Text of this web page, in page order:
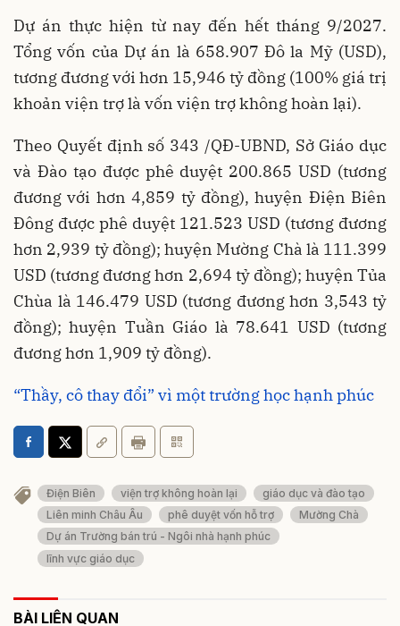
Dự án thực hiện từ nay đến hết tháng 9/2027.
Tổng vốn của Dự án là 658.907 Đô la Mỹ (USD),
tương đương với hơn 15,946 tỷ đồng (100% giá trị
khoản viện trợ là vốn viện trợ không hoàn lại).
Theo Quyết định số 343 /QÐ-UBND, Sở Giáo dục
và Đào tạo được phê duyệt 200.865 USD (tương
đương với hơn 4,859 tỷ đồng), huyện Điện Biên
Đông được phê duyệt 121.523 USD (tương đương
hơn 2,939 tỷ đồng); huyện Mường Chà là 111.399
USD (tương đương hơn 2,694 tỷ đồng); huyện Tủa
Chùa là 146.479 USD (tương đương hơn 3,543 tỷ
đồng); huyện Tuần Giáo là 78.641 USD (tương
đương hơn 1,909 tỷ đồng).
“Thầy, cô thay đổi” vì một trường học hạnh phúc
Điện Biên viện trợ không hoàn lại
giáo dục và đào tạo
Liên minh Châu Âu
phê duyệt vốn hỗ trợ
Mường Chà
Dự án Trường bán trú - Ngôi nhà hạnh phúc
lĩnh vực giáo dục
BÀI LIÊN QUAN